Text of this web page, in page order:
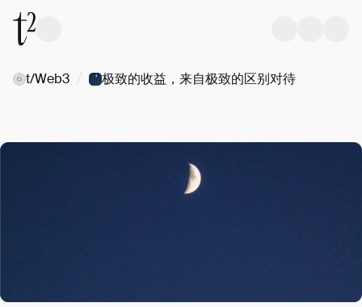
t/Web3 极致的收益，来自极致的区别对待